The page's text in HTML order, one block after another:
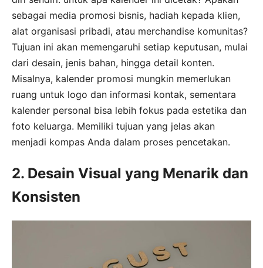
sebagai media promosi bisnis, hadiah kepada klien,
alat organisasi pribadi, atau merchandise komunitas?
Tujuan ini akan memengaruhi setiap keputusan, mulai
dari desain, jenis bahan, hingga detail konten.
Misalnya, kalender promosi mungkin memerlukan
ruang untuk logo dan informasi kontak, sementara
kalender personal bisa lebih fokus pada estetika dan
foto keluarga. Memiliki tujuan yang jelas akan
menjadi kompas Anda dalam proses pencetakan.
2. Desain Visual yang Menarik dan
Konsisten